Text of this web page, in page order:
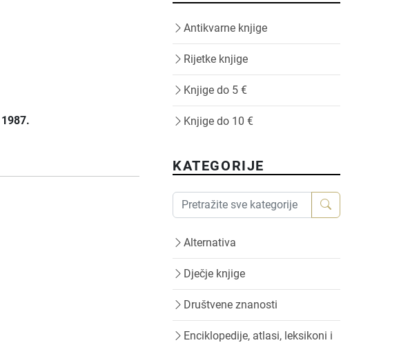
Antikvarne knjige
Rijetke knjige
Knjige do 5 €
Knjige do 10 €
KATEGORIJE
Alternativa
Dječje knjige
Društvene znanosti
Enciklopedije, atlasi, leksikoni i